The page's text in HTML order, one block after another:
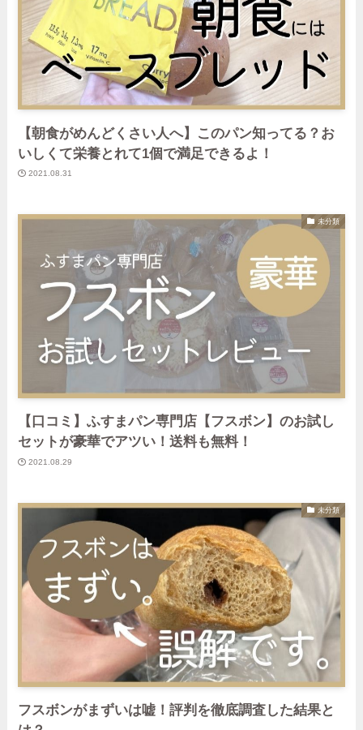
【朝食がめんどくさい人へ】このパン知ってる？お
いしくて栄養とれて1個で満足できるよ！
2021.08.31
未分類
【口コミ】ふすまパン専門店【フスボン】のお試し
セットが豪華でアツい！送料も無料！
2021.08.29
未分類
フスボンがまずいは嘘！評判を徹底調査した結果と